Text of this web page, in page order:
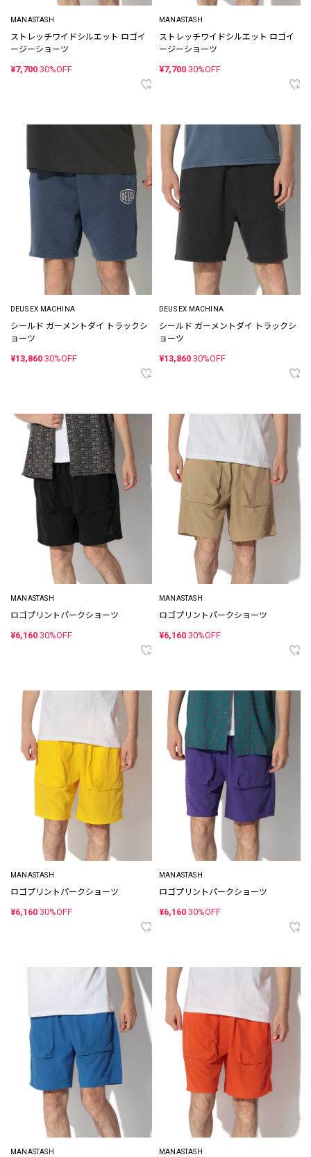
MANASTASH
ストレッチワイドシルエット ロゴイ
ージーショーツ
¥7,700 30%OFF
MANASTASH
ストレッチワイドシルエット ロゴイ
ージーショーツ
¥7,700 30%OFF
DEUS EX MACHINA
シールド ガーメントダイ トラックシ
ョーツ
¥13,860 30%OFF
DEUS EX MACHINA
シールド ガーメントダイ トラックシ
ョーツ
¥13,860 30%OFF
MANASTASH
ロゴプリントパークショーツ
¥6,160 30%OFF
MANASTASH
ロゴプリントパークショーツ
¥6,160 30%OFF
MANASTASH
ロゴプリントパークショーツ
¥6,160 30%OFF
MANASTASH
ロゴプリントパークショーツ
¥6,160 30%OFF
MANASTASH MANASTASH